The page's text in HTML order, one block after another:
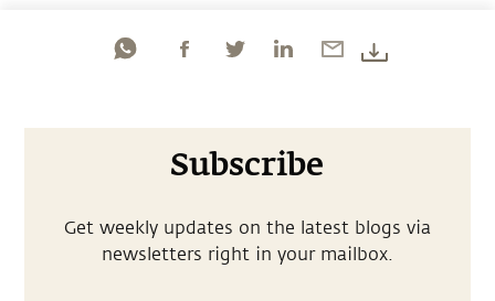
Subscribe
Get weekly updates on the latest blogs via
newsletters right in your mailbox.